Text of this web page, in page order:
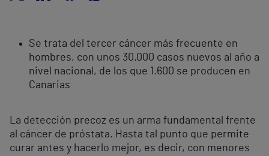
Se trata del tercer cáncer más frecuente en
hombres, con unos 30.000 casos nuevos al año a
nivel nacional, de los que 1.600 se producen en
Canarias
La detección precoz es un arma fundamental frente
al cáncer de próstata. Hasta tal punto que permite
curar antes y hacerlo mejor, es decir, con menores